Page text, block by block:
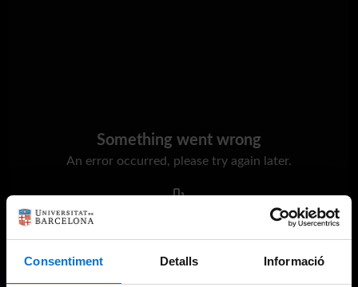
Consentiment Detalls Informació
Something went wrong
An error occurred, please try again later.